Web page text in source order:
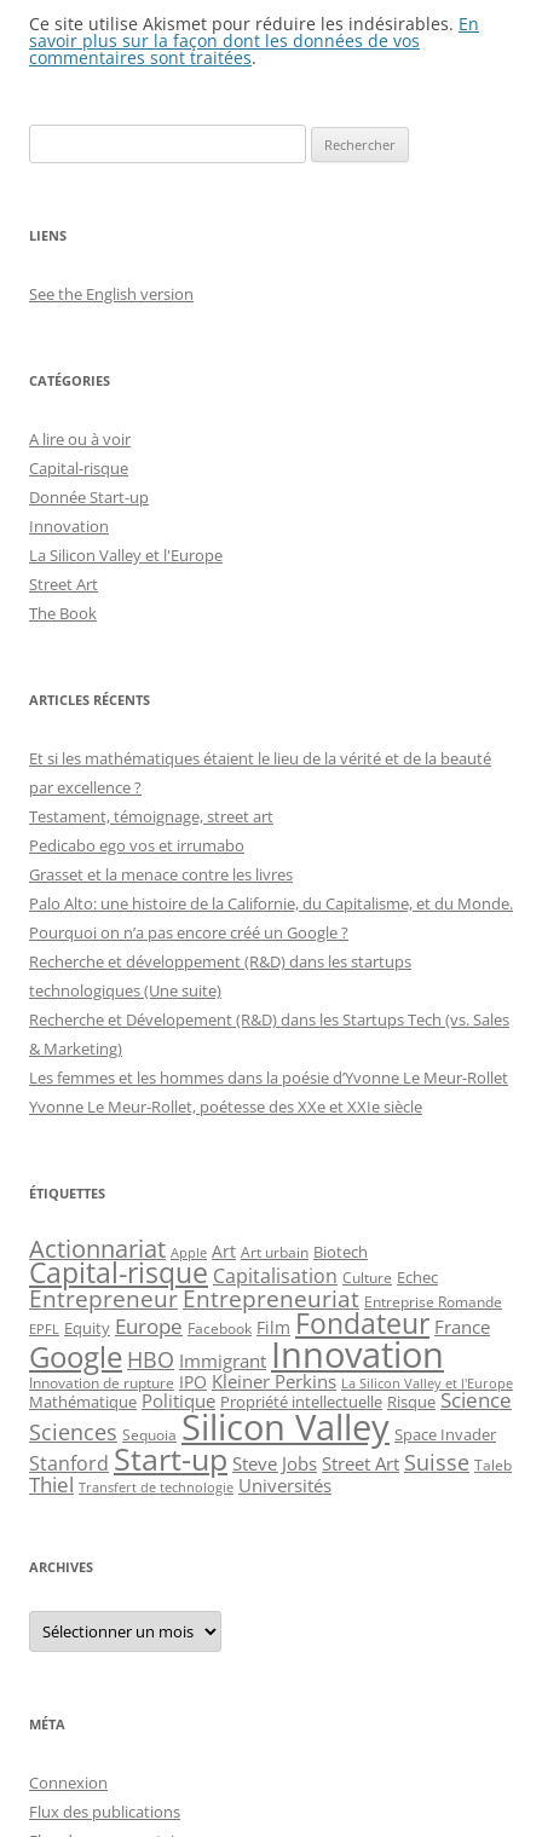
Ce site utilise Akismet pour réduire les indésirables. En
savoir plus sur la façon dont les données de vos
commentaires sont traitées.
LIENS
See the English version
CATÉGORIES
A lire ou à voir
Capital-risque
Donnée Start-up
Innovation
La Silicon Valley et l'Europe
Street Art
The Book
ARTICLES RÉCENTS
Et si les mathématiques étaient le lieu de la vérité et de la beauté
par excellence ?
Testament, témoignage, street art
Pedicabo ego vos et irrumabo
Grasset et la menace contre les livres
Palo Alto: une histoire de la Californie, du Capitalisme, et du Monde.
Pourquoi on n’a pas encore créé un Google ?
Recherche et développement (R&D) dans les startups
technologiques (Une suite)
Recherche et Dévelopement (R&D) dans les Startups Tech (vs. Sales
& Marketing)
Les femmes et les hommes dans la poésie d’Yvonne Le Meur-Rollet
Yvonne Le Meur-Rollet, poétesse des XXe et XXIe siècle
ÉTIQUETTES
Actionnariat Apple Art Art urbain Biotech
Capital-risque Capitalisation Culture Echec
EntrepreneurEntrepreneuriat Entreprise Romande
EPFL Equity Europe Facebook Film Fondateur France
Google HBO Immigrant Innovation
Innovation de rupture IPO Kleiner Perkins La Silicon Valley et l'Europe
Mathématique Politique Propriété intellectuelle Risque Science
Sciences Sequoia Silicon Valley Space Invader
Stanford Start-up Steve Jobs Street Art Suisse Taleb
Thiel Transfert de technologie Universités
ARCHIVES
Archives
MÉTA
Connexion
Flux des publications